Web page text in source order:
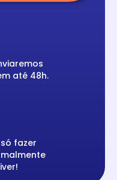
até 48h.
fazer